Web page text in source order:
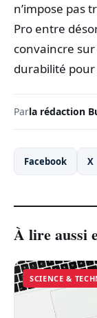
n’impose pas
Pro entre
convaincre
durabilité pour
Parla rédaction
Facebook X
À lire aussi
SCIENCE &